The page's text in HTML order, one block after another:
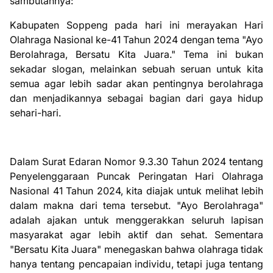
Kabupaten Soppeng pada hari ini merayakan Hari
Olahraga Nasional ke-41 Tahun 2024 dengan tema "Ayo
Berolahraga, Bersatu Kita Juara." Tema ini bukan
sekadar slogan, melainkan sebuah seruan untuk kita
semua agar lebih sadar akan pentingnya berolahraga
dan menjadikannya sebagai bagian dari gaya hidup
sehari-hari.
Dalam Surat Edaran Nomor 9.3.30 Tahun 2024 tentang
Penyelenggaraan Puncak Peringatan Hari Olahraga
Nasional 41 Tahun 2024, kita diajak untuk melihat lebih
dalam makna dari tema tersebut. "Ayo Berolahraga"
adalah ajakan untuk menggerakkan seluruh lapisan
masyarakat agar lebih aktif dan sehat. Sementara
"Bersatu Kita Juara" menegaskan bahwa olahraga tidak
hanya tentang pencapaian individu, tetapi juga tentang